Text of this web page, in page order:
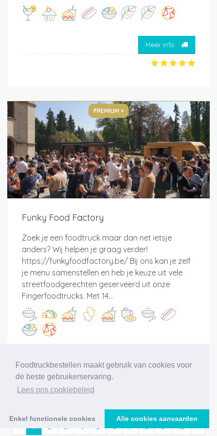
Foodtruckbestellen maakt gebruik van cookies voor
de beste gebruikerservaring.
Lees ons cookiebeleid
Enkel functionele cookies Alle cookies aanvaarden
Meer info
PREMIUM +
Funky Food Factory
Zoek je een foodtruck maar dan net ietsje
anders? Wij helpen je graag verder!
https://funkyfoodfactory.be/ Bij ons kan je zelf
je menu samenstellen en heb je keuze uit vele
streetfoodgerechten geserveerd uit onze
Fingerfoodtrucks. Met 14...
Meer info
‹ 1 2 3 4 5 6 7 8 9 10 ›